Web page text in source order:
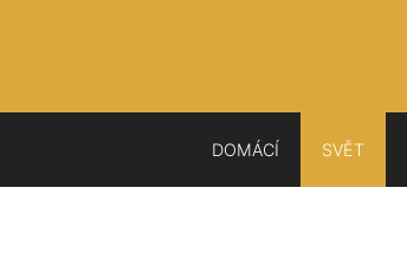
DOMÁCÍ SVĚT